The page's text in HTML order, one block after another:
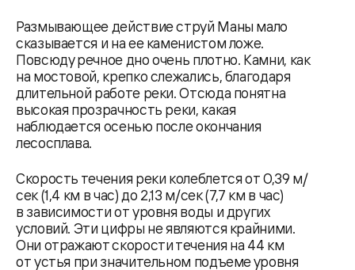
Размывающее действие струй Маны мало
сказывается и на ее каменистом ложе.
Повсюду речное дно очень плотно. Камни, как
на мостовой, крепко слежались, благодаря
длительной работе реки. Отсюда понятна
высокая прозрачность реки, какая
наблюдается осенью после окончания
лесосплава.
Скорость течения реки колеблется от 0,39 м/
сек (1,4 км в час) до 2,13 м/сек (7,7 км в час)
в зависимости от уровня воды и других
условий. Эти цифры не являются крайними.
Они отражают скорости течения на 44 км
от устья при значительном подъеме уровня